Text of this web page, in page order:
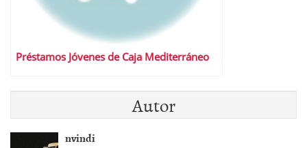
Préstamos Jóvenes de Caja Mediterráneo
Autor
nvindi